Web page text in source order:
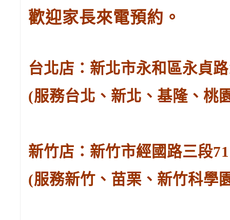
歡迎家長來電預約。
台北店：新北市永和區永貞
(服務台北、新北、基隆、桃
新竹店：新竹市經國路三段
(服務新竹、苗栗、新竹科學